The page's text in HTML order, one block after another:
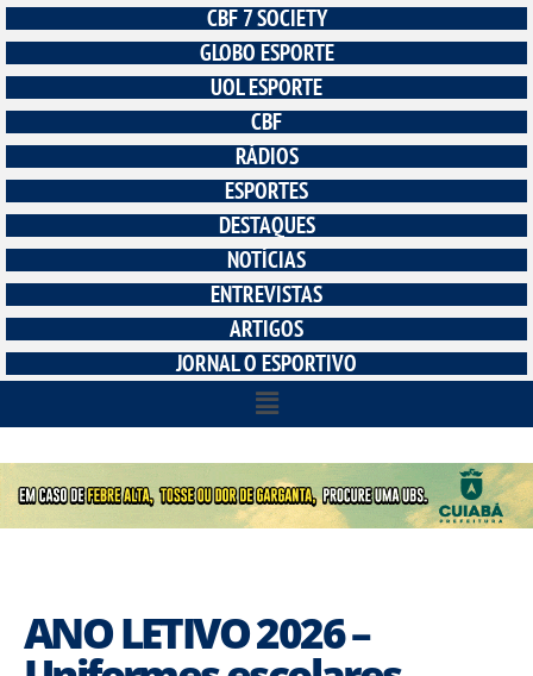
CBF 7 SOCIETY
GLOBO ESPORTE
UOL ESPORTE
CBF
RÁDIOS
ESPORTES
DESTAQUES
NOTÍCIAS
ENTREVISTAS
ARTIGOS
JORNAL O ESPORTIVO
ANO LETIVO 2026 –